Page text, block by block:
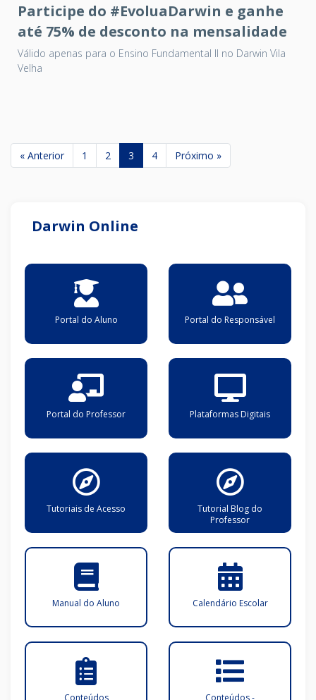
Participe do #EvoluaDarwin e ganhe
até 75% de desconto na mensalidade
Válido apenas para o Ensino Fundamental II no Darwin Vila
Velha
« Anterior 1 2 3 4 Próximo »
Darwin Online
Portal do Aluno Portal do Responsável
Portal do Professor Plataformas Digitais
Tutoriais de Acesso
Tutorial Blog do
Professor
Manual do Aluno Calendário Escolar